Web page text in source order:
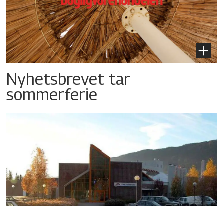
Nyhetsbrevet tar
sommerferie